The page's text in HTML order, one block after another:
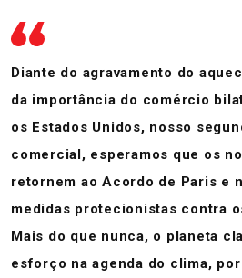
Diante do agravamento do
da importância do comércio
os Estados Unidos, nosso
comercial, esperamos que os
retornem ao Acordo de Paris e
medidas protecionistas contra
Mais do que nunca, o planeta
esforço na agenda do clima,